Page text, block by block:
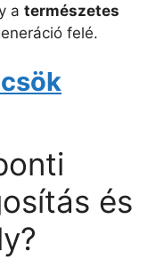
a természetes
felé.
és